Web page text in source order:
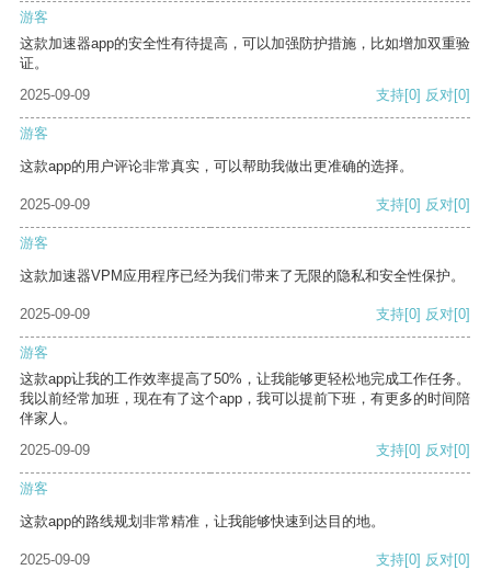
游客
这款加速器app的安全性有待提高，可以加强防护措施，比如增加双重验
证。
2025-09-09
支持[0] 反对[0]
游客
这款app的用户评论非常真实，可以帮助我做出更准确的选择。
2025-09-09 支持[0] 反对[0]
游客
这款加速器VPM应用程序已经为我们带来了无限的隐私和安全性保护。
2025-09-09 支持[0] 反对[0]
游客
这款app让我的工作效率提高了50%，让我能够更轻松地完成工作任务。
我以前经常加班，现在有了这个app，我可以提前下班，有更多的时间陪
伴家人。
2025-09-09
支持[0] 反对[0]
游客
这款app的路线规划非常精准，让我能够快速到达目的地。
2025-09-09 支持[0] 反对[0]